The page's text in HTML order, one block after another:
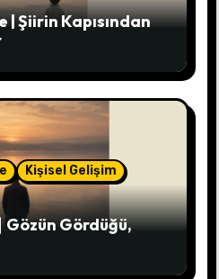
| Şiirin Kapısından
Kişisel Gelişim
Gördüğü,